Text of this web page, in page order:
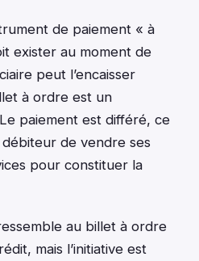
de paiement « à
exister au moment de
peut l’encaisser
à ordre est un
paiement est différé, ce
de vendre ses
pour constituer la
au billet à ordre
mais l’initiative est